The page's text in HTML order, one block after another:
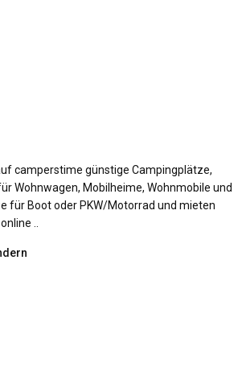
camperstime günstige Campingplätze,
Wohnwagen, Mobilheime, Wohnmobile und
für Boot oder PKW/Motorrad und mieten
..